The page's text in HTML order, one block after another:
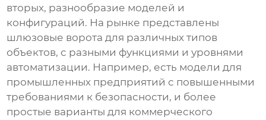
вторых, разнообразие моделей и
конфигураций. На рынке представлены
шлюзовые ворота для различных типов
объектов, с разными функциями и уровнями
автоматизации. Например, есть модели для
промышленных предприятий с повышенными
требованиями к безопасности, и более
простые варианты для коммерческого